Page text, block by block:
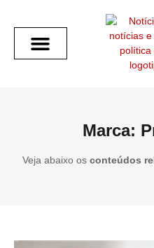
Marca:
Veja abaixo os conteúdos